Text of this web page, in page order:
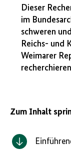
Dieser
im
schweren
Reichs- und
Weimarer
Zum Inhalt